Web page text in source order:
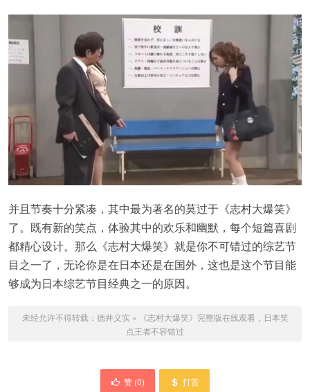
并且节奏十分紧凑，其中最为著名的莫过于《志村大爆笑》
了。既有新的笑点，体验其中的欢乐和幽默，每个短篇喜剧
都精心设计。那么《志村大爆笑》就是你不可错过的综艺节
目之一了，无论你是在日本还是在国外，这也是这个节目能
够成为日本综艺节目经典之一的原因。
未经允许不得转载： 德井义实 »
《志村大爆笑》完整版在线观看，日本笑
点王者不容错过
赞 (0) 打赏